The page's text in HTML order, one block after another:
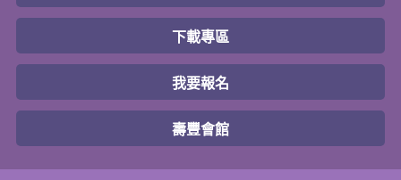
下載專區
我要報名
壽豐會館